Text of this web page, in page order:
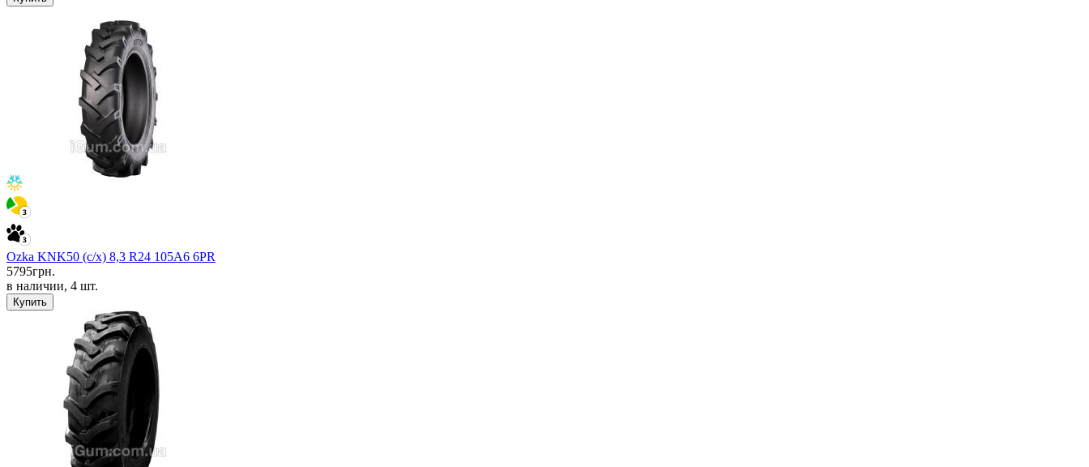
Ozka KNK50 (с/х) 8,3 R24 105A6 6PR
5795грн.
в наличии, 4 шт.
Купить